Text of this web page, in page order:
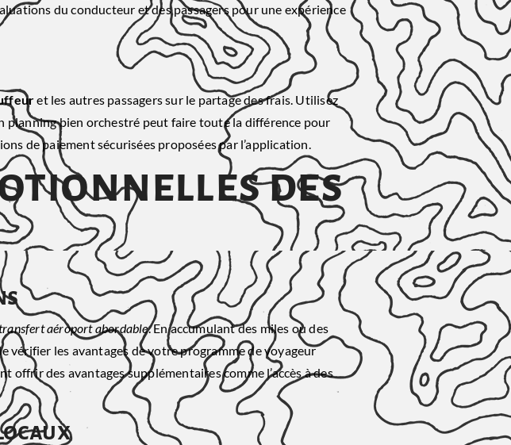
du conducteur et des passagers pour une expérience
et les autres passagers sur le partage des frais. Utilisez
planning bien orchestré peut faire toute la différence pour
de paiement sécurisées proposées par l’application.
des
aéroport abordable. En accumulant des miles ou des
vérifier les avantages de votre programme de voyageur
offrir des avantages supplémentaires comme l’accès à des